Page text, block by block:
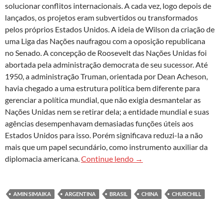
solucionar conflitos internacionais. A cada vez, logo depois de
lançados, os projetos eram subvertidos ou transformados
pelos próprios Estados Unidos. A ideia de Wilson da criação de
uma Liga das Nações naufragou com a oposição republicana
no Senado. A concepção de Roosevelt das Nações Unidas foi
abortada pela administração democrata de seu sucessor. Até
1950, a administração Truman, orientada por Dean Acheson,
havia chegado a uma estrutura política bem diferente para
gerenciar a política mundial, que não exigia desmantelar as
Nações Unidas nem se retirar dela; a entidade mundial e suas
agências desempenhavam demasiadas funções úteis aos
Estados Unidos para isso. Porém significava reduzi-la a não
mais que um papel secundário, como instrumento auxiliar da
diplomacia americana.Continue lendo Uma breve história (não
→
AMIN SIMAIKA ARGENTINA BRASIL CHINA
CHURCHILL